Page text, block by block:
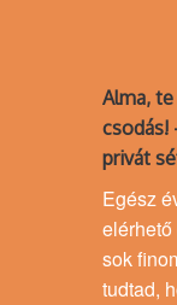
Alma, te
csodás!
privát
Egész
sok
tudtad,